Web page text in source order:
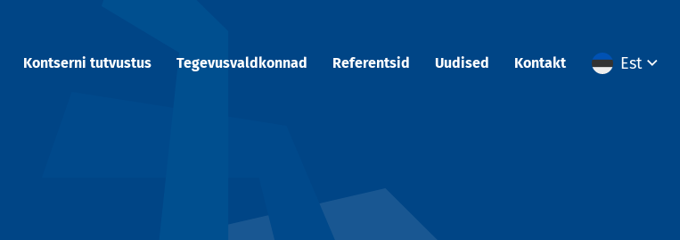
Kontserni tutvustus Tegevusvaldkonnad Referentsid Uudised Kontakt Est